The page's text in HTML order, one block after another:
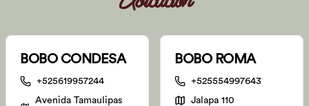
BOBO CONDESA
+525619957244
Avenida Tamaulipas
BOBO ROMA
+525554997643
Jalapa 110